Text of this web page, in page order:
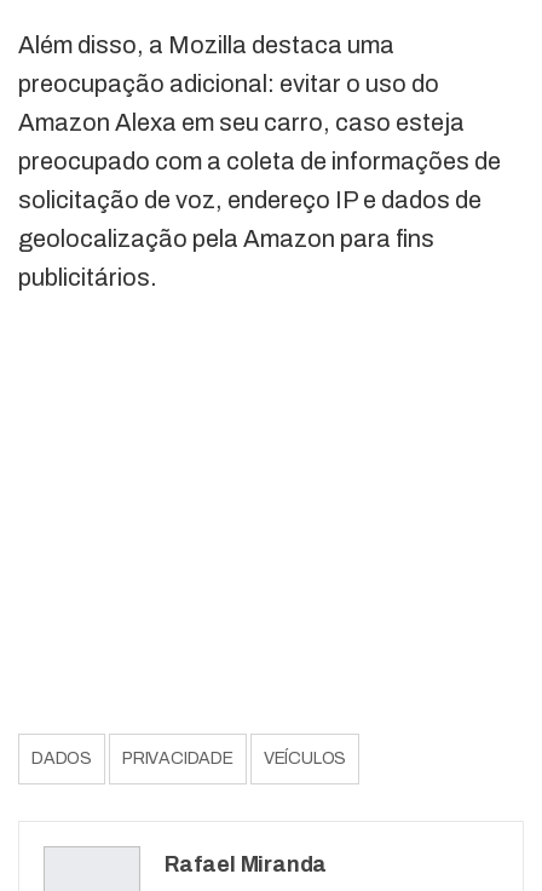
Além disso, a Mozilla destaca uma
preocupação adicional: evitar o uso do
Amazon Alexa em seu carro, caso esteja
preocupado com a coleta de informações de
solicitação de voz, endereço IP e dados de
geolocalização pela Amazon para fins
publicitários.
DADOS PRIVACIDADE VEÍCULOS
Rafael Miranda